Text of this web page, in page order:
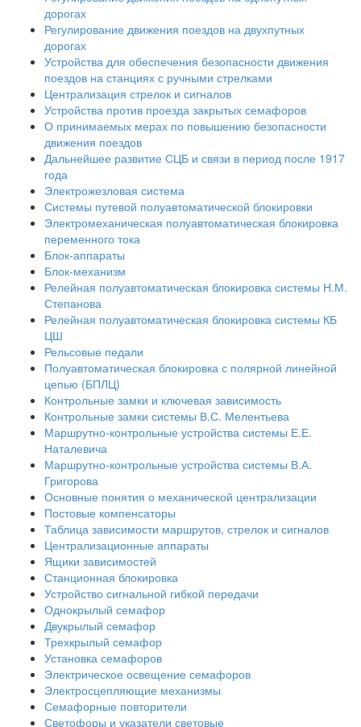
дорогах
Регулирование движения поездов на двухпутных
дорогах
Устройства для обеспечения безопасности движения
поездов на станциях с ручными стрелками
Централизация стрелок и сигналов
Устройства против проезда закрытых семафоров
О принимаемых мерах по повышению безопасности
движения поездов
Дальнейшее развитие СЦБ и связи в период после 1917
года
Электрожезловая система
Системы путевой полуавтоматической блокировки
Электромеханическая полуавтоматическая блокировка
переменного тока
Блок-аппараты
Блок-механизм
Релейная полуавтоматическая блокировка системы Н.М.
Степанова
Релейная полуавтоматическая блокировка системы КБ
ЦШ
Рельсовые педали
Полуавтоматическая блокировка с полярной линейной
цепью (БПЛЦ)
Контрольные замки и ключевая зависимость
Контрольные замки системы В.С. Мелентьева
Маршрутно-контрольные устройства системы Е.Е.
Наталевича
Маршрутно-контрольные устройства системы В.А.
Григорова
Основные понятия о механической централизации
Постовые компенсаторы
Таблица зависимости маршрутов, стрелок и сигналов
Централизационные аппараты
Ящики зависимостей
Станционная блокировка
Устройство сигнальной гибкой передачи
Однокрылый семафор
Двукрылый семафор
Трехкрылый семафор
Установка семафоров
Электрическое освещение семафоров
Электросцепляющие механизмы
Семафорные повторители
Светофоры и указатели световые